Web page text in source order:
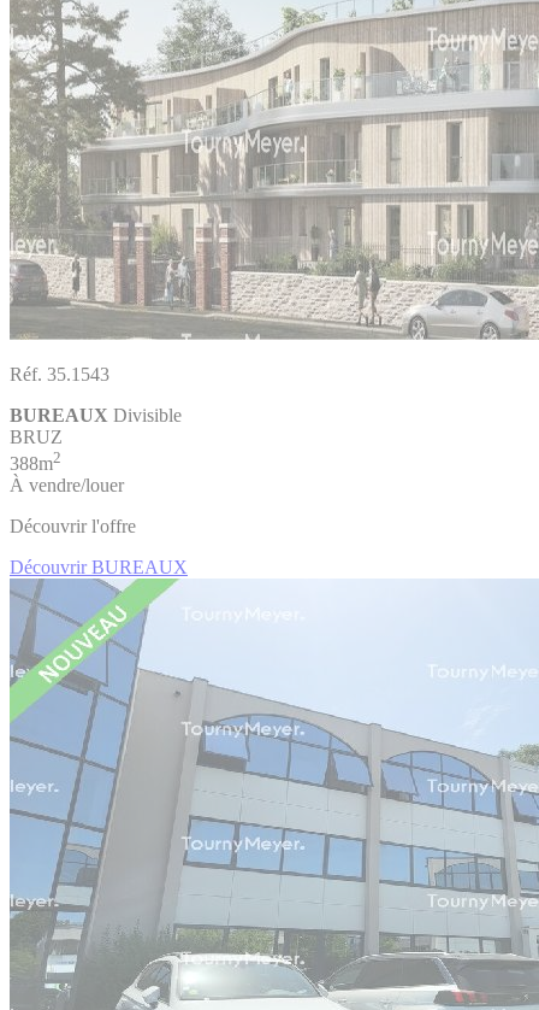
Réf. 35.1543
BUREAUX Divisible
BRUZ
388m2
À vendre/louer
Découvrir l'offre
Découvrir BUREAUX